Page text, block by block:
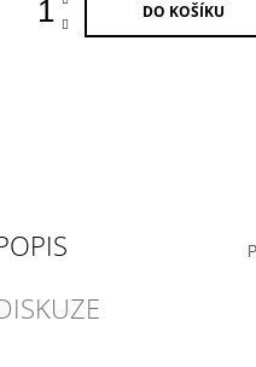
DO KOŠÍKU